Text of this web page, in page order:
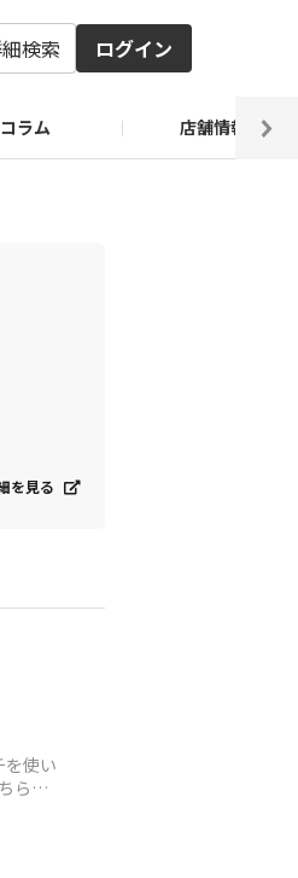
検索 ログイン
コラム 店舗情報
を見る
使い
らに